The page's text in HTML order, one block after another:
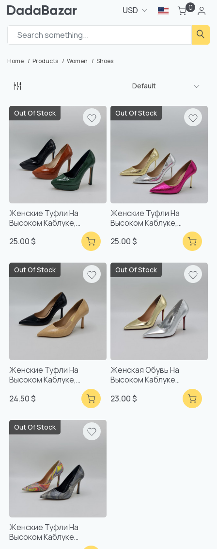
USD 0
Home Products Women Shoes
Default
Out Of Stock
Женские Туфли На
Высоком Каблуке,
Удобные, Ручной Работы,
Турецкое Качество
25.00 $
Out Of Stock
Женские Туфли На
Высоком Каблуке,
Удобные, Ручной Работы,
Турецкое Качество
25.00 $
Out Of Stock
Женские Туфли На
Высоком Каблуке,
Удобные, Ручной Работы,
Турецкое Качество
24.50 $
Out Of Stock
Женская Обувь На
Высоком Каблуке
Удобная Обувь Высокого
Турецкого Качества
Ручной Работы Оптом
23.00 $
Out Of Stock
Женские Туфли На
Высоком Каблуке